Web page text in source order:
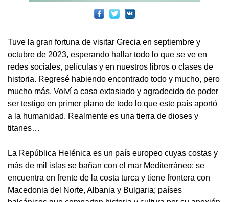
Tuve la gran fortuna de visitar Grecia en septiembre y
octubre de 2023, esperando hallar todo lo que se ve en
redes sociales, películas y en nuestros libros o clases de
historia. Regresé habiendo encontrado todo y mucho, pero
mucho más. Volví a casa extasiado y agradecido de poder
ser testigo en primer plano de todo lo que este país aportó
a la humanidad. Realmente es una tierra de dioses y
titanes…
La República Helénica es un país europeo cuyas costas y
más de mil islas se bañan con el mar Mediterráneo; se
encuentra en frente de la costa turca y tiene frontera con
Macedonia del Norte, Albania y Bulgaria; países